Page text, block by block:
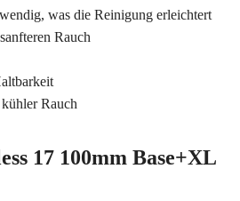
was die Reinigung erleichtert
Rauch
Rauch
17 100mm Base+XL